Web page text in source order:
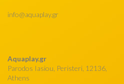
info@aquaplay.gr
Aquaplay.gr
Parodos Iasiou, Peristeri, 12136,
Athens